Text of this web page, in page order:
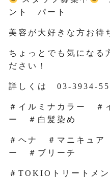
ント パート
美容が大好きな方お待
ちょっとでも気になる
ださい！
詳しくは 03-3934-
＃イルミナカラー ＃
ー ＃白髪染め
＃ヘナ ＃マニキュア
ー ＃ブリーチ
＃TOKIOトリートメ